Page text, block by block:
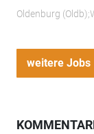
Oldenburg
weitere Jobs